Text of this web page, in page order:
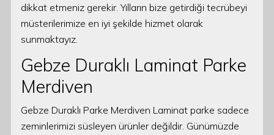
dikkat etmeniz gerekir. Yılların bize getirdiği tecrübeyi
müsterilerimize en iyi şekilde hizmet olarak
sunmaktayız.
Gebze Duraklı Laminat Parke
Merdiven
Gebze Duraklı Parke Merdiven Laminat parke sadece
zeminlerimizi süsleyen ürünler değildir. Günümüzde